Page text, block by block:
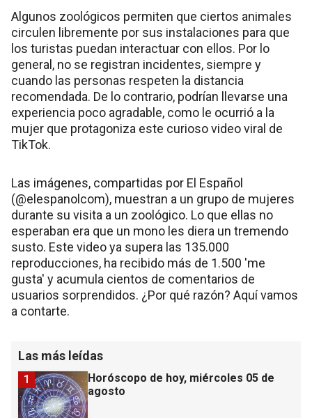
Algunos zoológicos permiten que ciertos animales
circulen libremente por sus instalaciones para que
los turistas puedan interactuar con ellos. Por lo
general, no se registran incidentes, siempre y
cuando las personas respeten la distancia
recomendada. De lo contrario, podrían llevarse una
experiencia poco agradable, como le ocurrió a la
mujer que protagoniza este curioso video viral de
TikTok.
Las imágenes, compartidas por El Español
(@elespanolcom), muestran a un grupo de mujeres
durante su visita a un zoológico. Lo que ellas no
esperaban era que un mono les diera un tremendo
susto. Este video ya supera las 135.000
reproducciones, ha recibido más de 1.500 'me
gusta' y acumula cientos de comentarios de
usuarios sorprendidos. ¿Por qué razón? Aquí vamos
a contarte.
Las más leídas
Horóscopo de hoy, miércoles 05 de
agosto
1